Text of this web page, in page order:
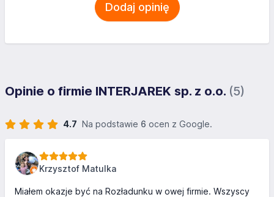
Dodaj opinię
Opinie o firmie INTERJAREK sp. z o.o. (5)
4.7 Na podstawie 6 ocen z Google.
Krzysztof Matulka
Miałem okazje być na Rozładunku w owej firmie. Wszyscy